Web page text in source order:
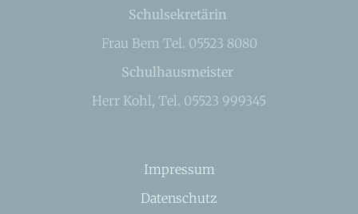
Schulsekretärin
Frau Bem Tel. 05523 8080
Schulhausmeister
Herr Kohl, Tel. 05523 999345
Impressum
Datenschutz